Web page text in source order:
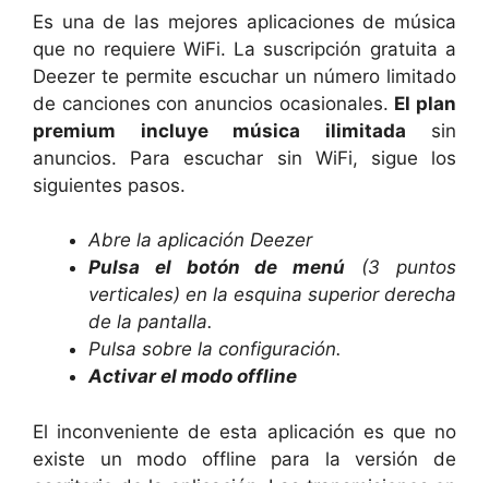
Es una de las mejores aplicaciones de música
que no requiere WiFi. La suscripción gratuita a
Deezer te permite escuchar un número limitado
de canciones con anuncios ocasionales. El plan
premium incluye música ilimitada sin
anuncios. Para escuchar sin WiFi, sigue los
siguientes pasos.
Abre la aplicación Deezer
Pulsa el botón de menú (3 puntos
verticales) en la esquina superior derecha
de la pantalla.
Pulsa sobre la configuración.
Activar el modo offline
El inconveniente de esta aplicación es que no
existe un modo offline para la versión de